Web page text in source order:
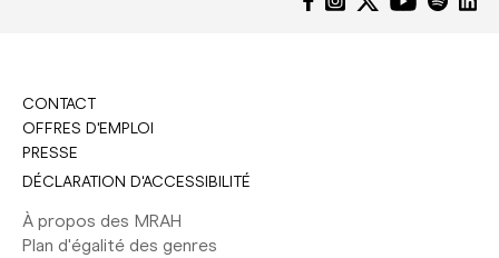
CONTACT
OFFRES D'EMPLOI
PRESSE
DÉCLARATION D'ACCESSIBILITÉ
À propos des MRAH
Plan d'égalité des genres